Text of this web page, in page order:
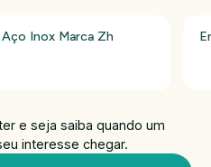
Inox Marca Zh
e seja saiba quando um
interesse chegar.